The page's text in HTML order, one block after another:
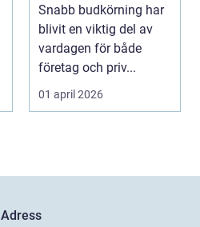
privatpersoner rätt
lösning
Snabb budkörning har
blivit en viktig del av
vardagen för både
företag och priv...
01 april 2026
Adress